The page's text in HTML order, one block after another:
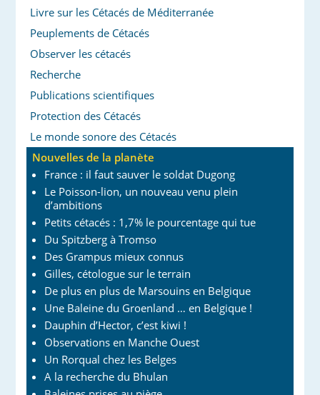
Livre sur les Cétacés de Méditerranée
Peuplements de Cétacés
Observer les cétacés
Recherche
Publications scientifiques
Protection des Cétacés
Le monde sonore des Cétacés
Nouvelles de la planète
France : il faut sauver le soldat Dugong
Le Poisson-lion, un nouveau venu plein
d’ambitions
Petits cétacés : 1,7% le pourcentage qui tue
Du Spitzberg à Tromso
Des Grampus mieux connus
Gilles, cétologue sur le terrain
De plus en plus de Marsouins en Belgique
Une Baleine du Groenland … en Belgique !
Dauphin d’Hector, c’est kiwi !
Observations en Manche Ouest
Un Rorqual chez les Belges
A la recherche du Bhulan